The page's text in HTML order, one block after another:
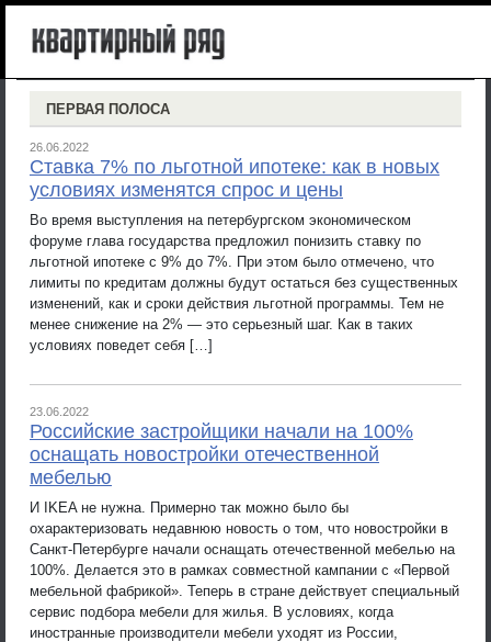
ПЕРВАЯ ПОЛОСА
26.06.2022
Ставка 7% по льготной ипотеке: как в новых
условиях изменятся спрос и цены
Во время выступления на петербургском экономическом
форуме глава государства предложил понизить ставку по
льготной ипотеке с 9% до 7%. При этом было отмечено, что
лимиты по кредитам должны будут остаться без существенных
изменений, как и сроки действия льготной программы. Тем не
менее снижение на 2% — это серьезный шаг. Как в таких
условиях поведет себя […]
23.06.2022
Российские застройщики начали на 100%
оснащать новостройки отечественной
мебелью
И IKEA не нужна. Примерно так можно было бы
охарактеризовать недавнюю новость о том, что новостройки в
Санкт-Петербурге начали оснащать отечественной мебелью на
100%. Делается это в рамках совместной кампании с «Первой
мебельной фабрикой». Теперь в стране действует специальный
сервис подбора мебели для жилья. В условиях, когда
иностранные производители мебели уходят из России,